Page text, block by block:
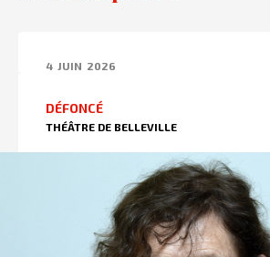
QUI SOMMES NOUS ?
CONTACT
4 JUIN 2026
DÉFONCÉ
THÉÂTRE DE BELLEVILLE